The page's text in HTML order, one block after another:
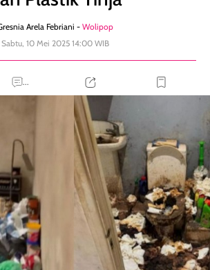
Arela Febriani - Wolipop
Sabtu, 10 Mei 2025 14:00 WIB
...